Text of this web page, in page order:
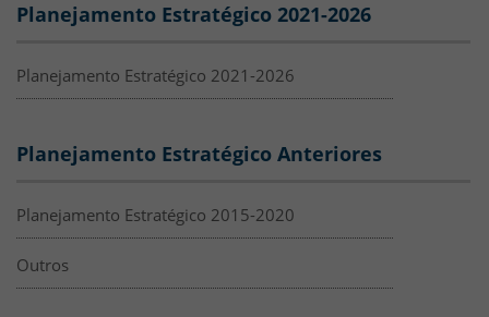
Planejamento Estratégico 2021-2026
Planejamento Estratégico 2021-2026
Planejamento Estratégico Anteriores
Planejamento Estratégico 2015-2020
Outros